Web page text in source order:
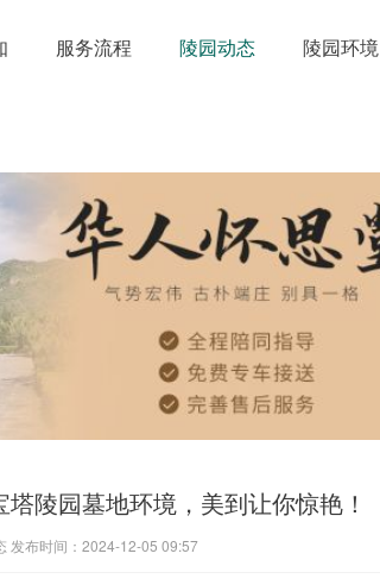
服务流程 陵园动态 陵园环境
陵园墓地环境，美到让你惊艳！
发布时间：2024-12-05 09:57